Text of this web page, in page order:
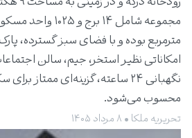
امکاناتی نظیر استخر، جیم، سالن
نگهبانی ۲۴ ساعته، گزینه‌ای ممتاز
محسوب می‌شود.
تحریریه ملکا • ۸ مرداد ۱۴۰۵